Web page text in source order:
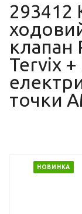
293412
клапан
Tervix
точки
НОВИНКА